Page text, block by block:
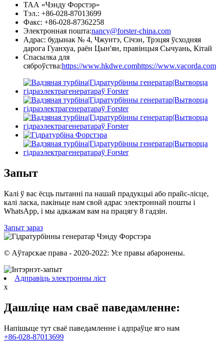
ТАА «Чэнду Форстэр»
Тэл.: +86-028-87013699
Факс: +86-028-87362258
Электронная пошта:nancy@forster-china.com
Адрас: будынак № 4, Чжунтэ, Січэн, Трэцяя ўсходняя
дарога Гуанхуа, раён Цын'ян, правінцыя Сычуань, Кітай
Спасылка для
сяброўства:https://www.hkdwe.comhttps://www.vacorda.com
Запыт
Калі ў вас ёсць пытанні па нашай прадукцыі або прайс-лісце,
калі ласка, пакіньце нам свой адрас электроннай пошты і
WhatsApp, і мы адкажам вам на працягу 8 гадзін.
Запыт зараз
© Аўтарскае права - 2020-2022: Усе правы абаронены.
Адправіць электронны ліст
x
Дашліце нам сваё паведамленне:
Напішыце тут сваё паведамленне і адпраўце яго нам
+86-028-87013699